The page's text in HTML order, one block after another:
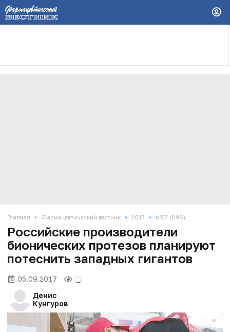
Главная • Фармацевтический вестник • 2017 • №27 (898)
Российские производители
бионических протезов планируют
потеснить западных гигантов
05.09.2017
Денис
Кунгуров